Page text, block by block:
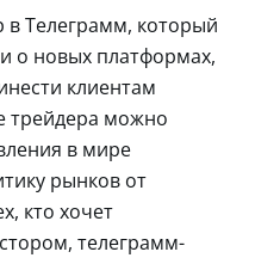
в Телеграмм, который
о новых платформах,
клиентам
трейдера можно
в мире
рынков от
кто хочет
телеграмм-